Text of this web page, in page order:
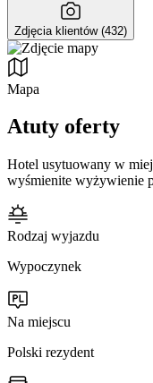
Zdjęcia klientów (432)
Mapa
Atuty oferty
Hotel usytuowany w
wyśmienite wyżywienie
Rodzaj wyjazdu
Wypoczynek
Na miejscu
Polski rezydent